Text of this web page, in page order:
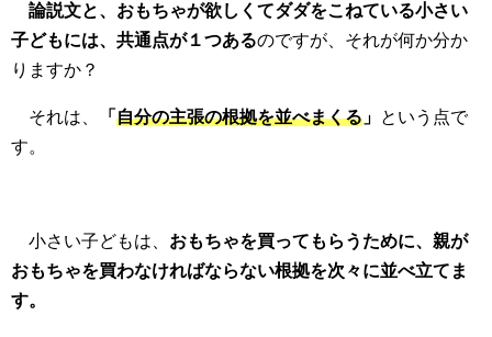
論説文と、おもちゃが欲しくてダダをこねている小さい
子どもには、共通点が１つあるのですが、それが何か分か
りますか？
それは、 「 自分の主張の根拠を並べまくる 」 という点で
す。
小さい子どもは、 おもちゃを買ってもらうために、親が
おもちゃを買わなければならない根拠を次々に並べ立てま
す。